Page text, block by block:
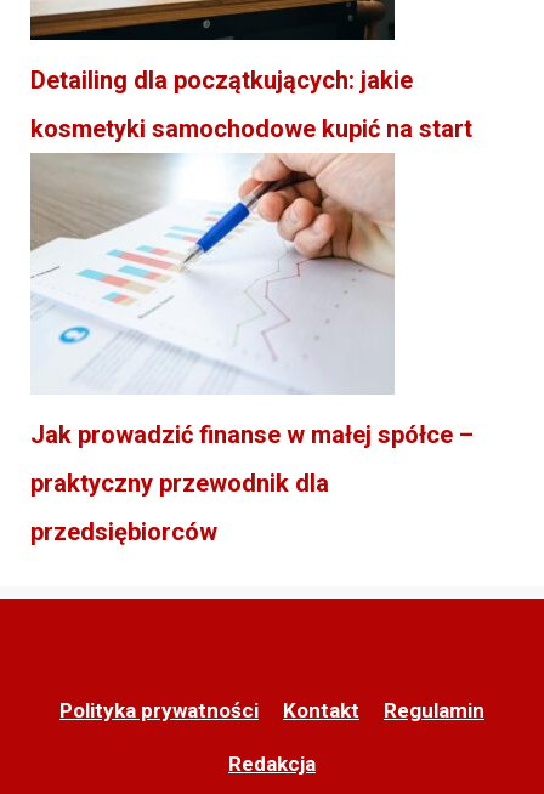
Detailing dla początkujących: jakie
kosmetyki samochodowe kupić na start
Jak prowadzić finanse w małej spółce –
praktyczny przewodnik dla
przedsiębiorców
Polityka prywatności Kontakt Regulamin
Redakcja